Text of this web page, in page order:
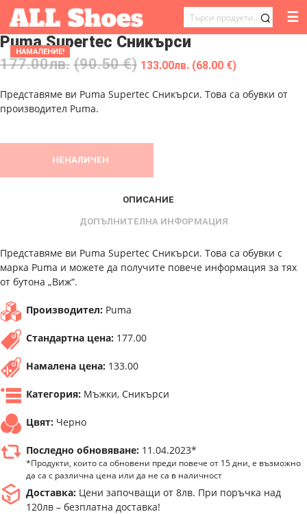
ТЪРСЕНЕ
ЗА:
☰
НАМАЛЕНИЕ!
Puma Supertec Сникърси
177.00лв. (90.50 €) 133.00лв. (68.00 €)
Представяме ви Puma Supertec Сникърси. Това са обувки от
производител Puma.
НЕНАЛИЧЕН
ОПИСАНИЕ
ДОПЪЛНИТЕЛНА ИНФОРМАЦИЯ
Представяме ви Puma Supertec Сникърси. Това са обувки с
марка Puma и можете да получите повече информация за тях
от бутона „Виж“.
Производител: Puma
Стандартна цена: 177.00
Намалена цена: 133.00
Категория: Мъжки, Сникърси
Цвят: Черно
Последно обновяване: 11.04.2023*
*Продукти, които са обновени преди повече от 15 дни, е възможно
да са с различна цена или да не са в наличност
Доставка: Цени започващи от 8лв. При поръчка над
120лв – безплатна доставка!